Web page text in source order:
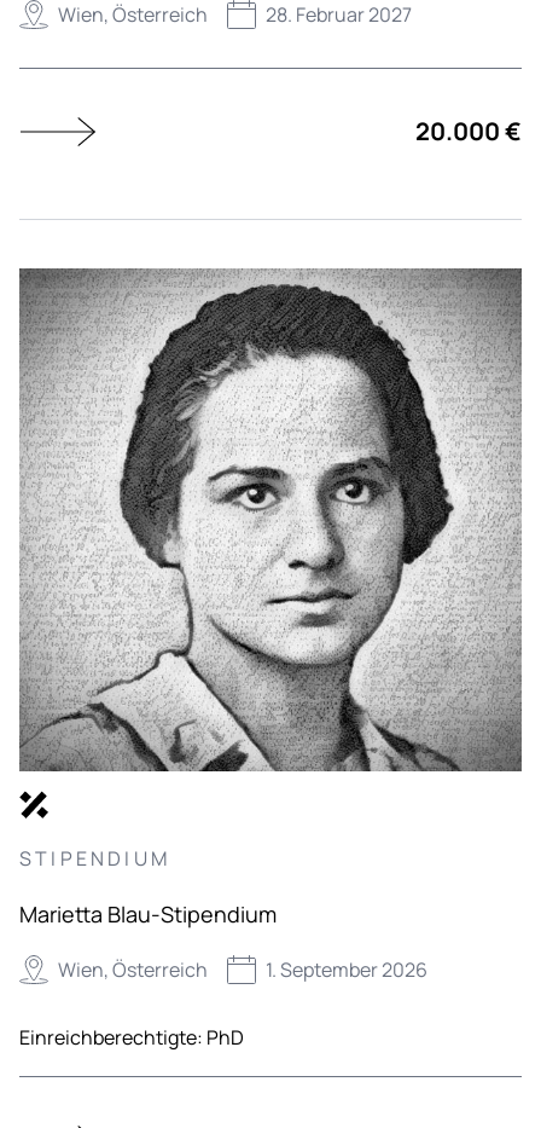
Wien, Österreich 28. Februar 2027
20.000 €
STIPENDIUM
Marietta Blau-Stipendium
Wien, Österreich 1. September 2026
Einreichberechtigte: PhD